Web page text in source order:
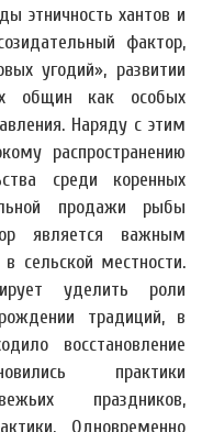
этничность хантов и
фактор,
угодий», развитии
общин как особых
Наряду с этим
распространению
среди коренных
продажи рыбы
является важным
сельской местности.
уделить роли
традиций, в
восстановление
практики
праздников,
Одновременно